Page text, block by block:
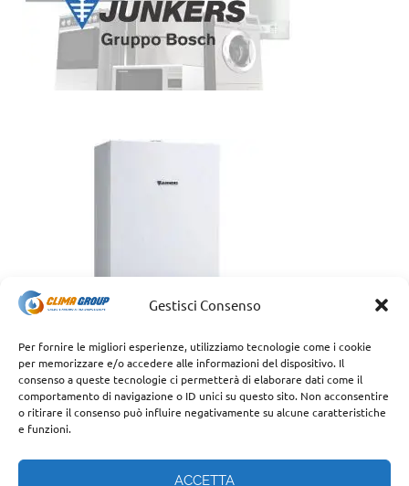
Gestisci Consenso
Per fornire le migliori esperienze, utilizziamo tecnologie come i cookie
per memorizzare e/o accedere alle informazioni del dispositivo. Il
consenso a queste tecnologie ci permetterà di elaborare dati come il
comportamento di navigazione o ID unici su questo sito. Non acconsentire
o ritirare il consenso può influire negativamente su alcune caratteristiche
e funzioni.
ACCETTA